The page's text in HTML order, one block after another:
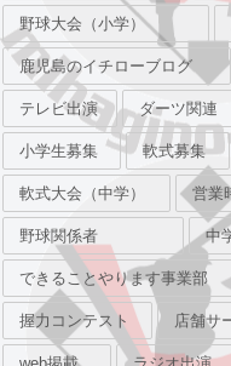
野球大会（小学）
鹿児島のイチローブログ
テレビ出演 ダーツ関連
小学生募集 軟式募集
軟式大会（中学） 営業
野球関係者 中
できることやります事業部
握力コンテスト 店舗サ